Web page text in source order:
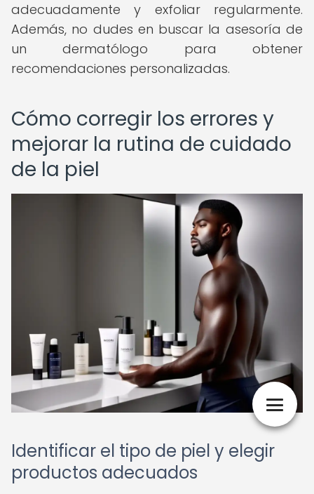
adecuadamente y exfoliar regularmente.
Además, no dudes en buscar la asesoría de
un dermatólogo para obtener
recomendaciones personalizadas.
Cómo corregir los errores y
mejorar la rutina de cuidado
de la piel
Identificar el tipo de piel y elegir
productos adecuados